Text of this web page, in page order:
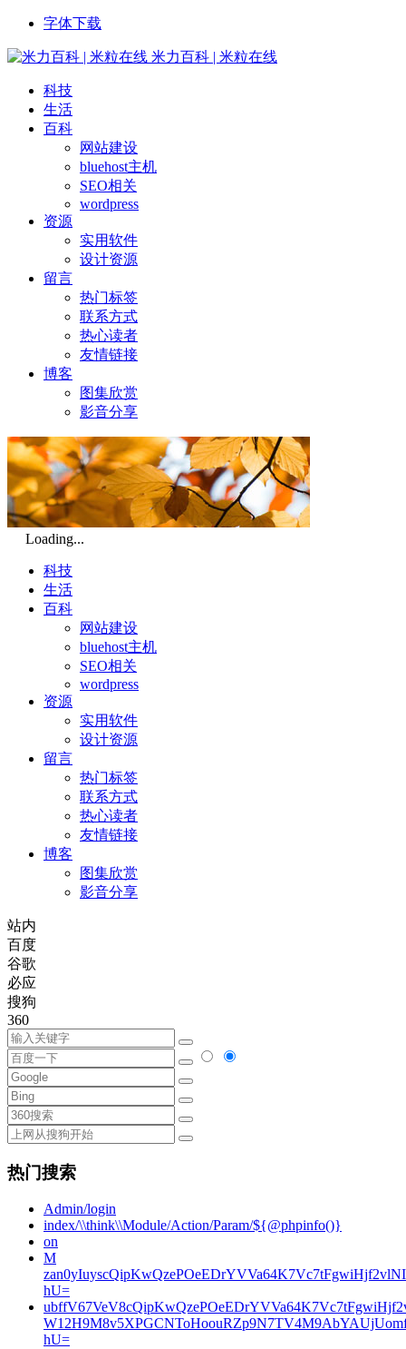
字体下载
米力百科 | 米粒在线
科技
生活
百科
网站建设
bluehost主机
SEO相关
wordpress
资源
实用软件
设计资源
留言
热门标签
联系方式
热心读者
友情链接
博客
图集欣赏
影音分享
Loading...
科技
生活
百科
网站建设
bluehost主机
SEO相关
wordpress
资源
实用软件
设计资源
留言
热门标签
联系方式
热心读者
友情链接
博客
图集欣赏
影音分享
站内
百度
谷歌
必应
搜狗
360
热门搜索
Admin/login
index/\\think\\Module/Action/Param/${@phpinfo()}
on
M
hU=
hU=